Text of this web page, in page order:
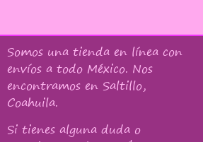
Somos una tienda en línea con
envíos a todo México. Nos
encontramos en Saltillo,
Coahuila.
Si tienes alguna duda o